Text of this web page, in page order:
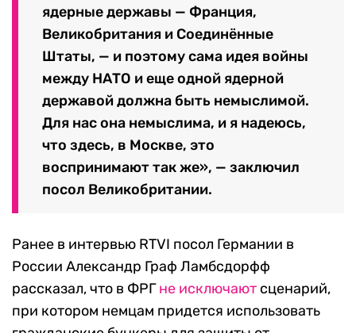
ядерные державы — Франция,
Великобритания и Соединённые
Штаты, — и поэтому сама идея войны
между НАТО и еще одной ядерной
державой должна быть немыслимой.
Для нас она немыслима, и я надеюсь,
что здесь, в Москве, это
воспринимают так же», — заключил
посол Великобритании.
Ранее в интервью RTVI посол Германии в
России Александр Граф Ламбсдорфф
рассказал, что в ФРГне исключают сценарий,
при котором немцам придется использовать